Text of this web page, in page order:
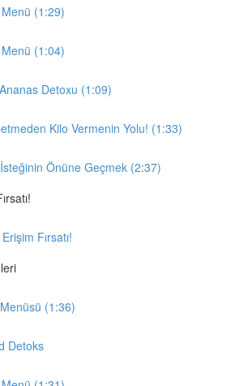
(1:29)
(1:04)
Detoxu (1:09)
Kilo Vermenin Yolu! (1:33)
İsteğinin Önüne Geçmek (2:37)
Fırsatı!
(1:36)
Detoks